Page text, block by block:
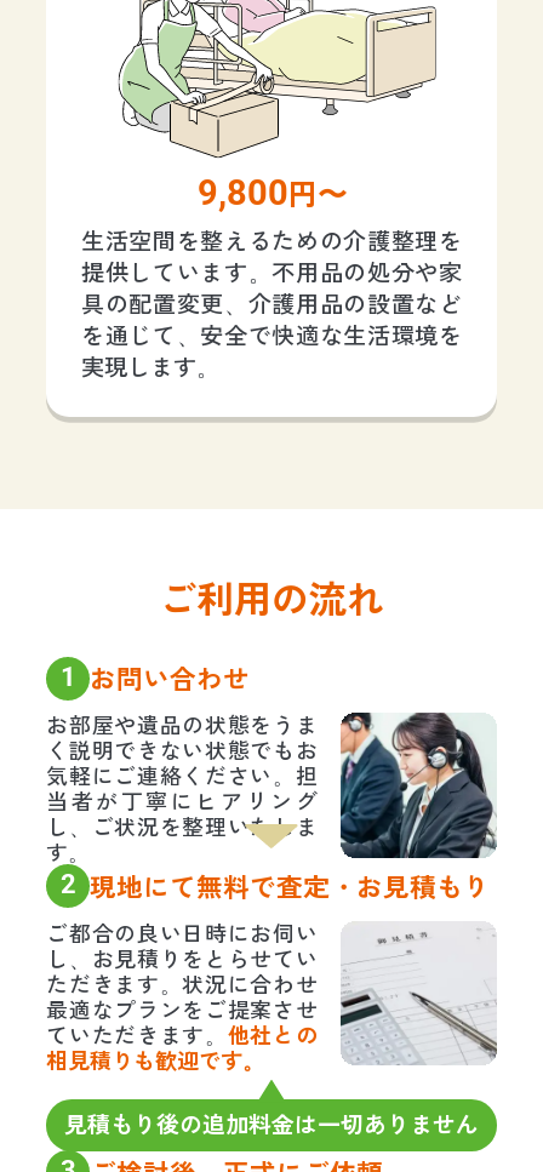
9,800 円〜
生活空間を整えるための介護整理を
提供しています。不用品の処分や家
具の配置変更、介護用品の設置など
を通じて、安全で快適な生活環境を
実現します。
ご利用の流れ
1 お問い合わせ
お部屋や遺品の状態をうま
く説明できない状態でもお
気軽にご連絡ください。担
当者が丁寧にヒアリング
し、ご状況を整理いたしま
す。
2 現地にて無料で査定・お見積もり
ご都合の良い日時にお伺い
し、お見積りをとらせてい
ただきます。状況に合わせ
最適なプランをご提案させ
ていただきます。 他社との
相見積りも歓迎です。
見積もり後の追加料金は一切ありません